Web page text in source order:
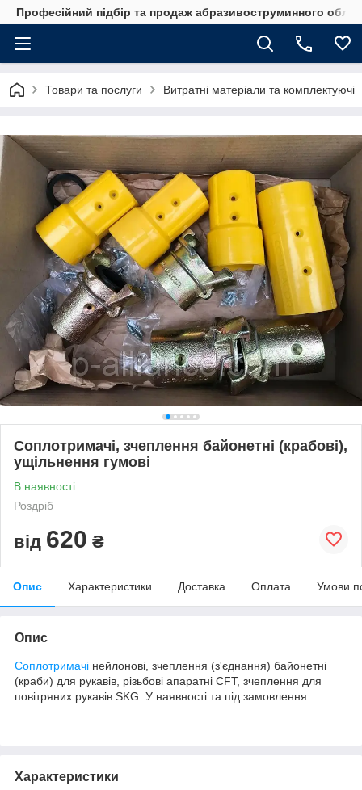
Професійний підбір та продаж абразивоструминного
Товари та послуги Витратні матеріали та комплектуючі
Соплотримачі, зчеплення байонетні (крабові),
ущільнення гумові
В наявності
Роздріб
від 620 ₴
Опис Характеристики Доставка Оплата Умови
Опис
Соплотримачі нейлонові, зчеплення (з'єднання) байонетні
(краби) для рукавів, різьбові апаратні CFT, зчеплення для
повітряних рукавів SKG. У наявності та під замовлення.
Характеристики